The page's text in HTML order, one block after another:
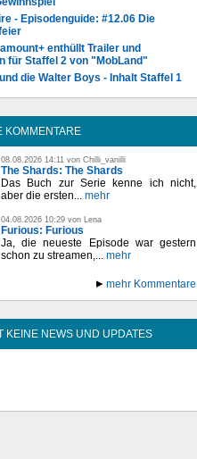
- Episodenguide: #12.06 Die
enthüllt Trailer und
für Staffel 2 von "MobLand"
die Walter Boys - Inhalt Staffel 1
KOMMENTARE
08.08.2026 14:11 von Chilli_vanilli
The Shards: The Shards
Das Buch zur Serie kenne ich nicht,
aber die ersten... mehr
04.08.2026 10:29 von Lena
Furious: Furious
Ja, die neueste Episode war gestern
schon zu streamen,... mehr
mehr Kommentare
KEINE NEWS UND UPDATES